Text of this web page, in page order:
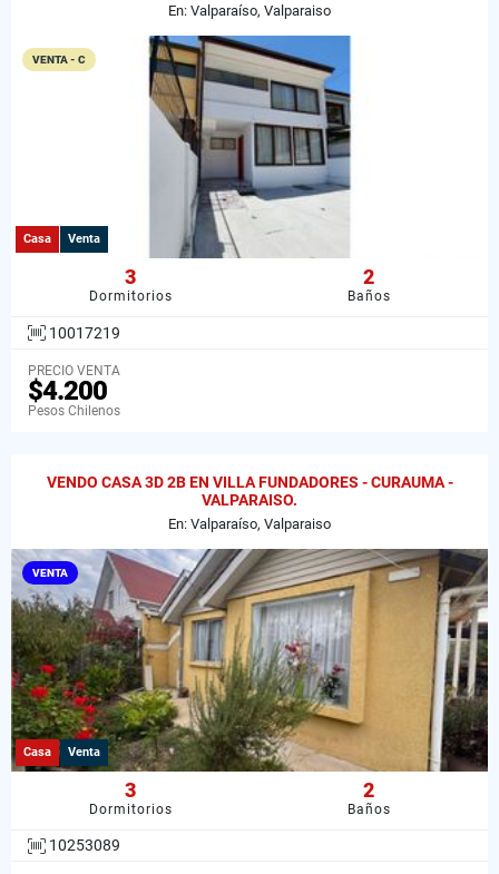
En: Valparaíso, Valparaiso
VENTA - C
Casa Venta
3
Dormitorios
2
Baños
10017219
PRECIO VENTA
$4.200
Pesos Chilenos
VENDO CASA 3D 2B EN VILLA FUNDADORES - CURAUMA -
VALPARAISO.
En: Valparaíso, Valparaiso
VENTA
Casa Venta
3
Dormitorios
2
Baños
10253089